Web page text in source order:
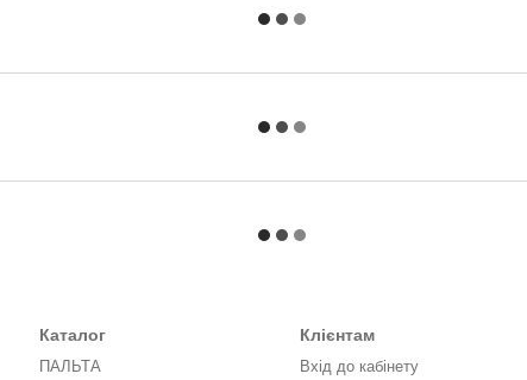
Каталог
ПАЛЬТА
Клієнтам
Вхід до кабінету